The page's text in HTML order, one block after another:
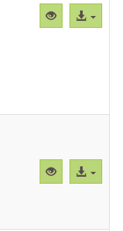
Vista
previa
Acceso
al
Vista
previa
Acceso
al